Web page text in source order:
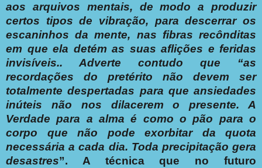
aos arquivos mentais, de modo a produzir
certos tipos de vibração, para descerrar os
escaninhos da mente, nas fibras recônditas
em que ela detém as suas aflições e feridas
invisíveis.. Adverte contudo que “as
recordações do pretérito não devem ser
totalmente despertadas para que ansiedades
inúteis não nos dilacerem o presente. A
Verdade para a alma é como o pão para o
corpo que não pode exorbitar da quota
necessária a cada dia. Toda precipitação gera
desastres”. A técnica que no futuro